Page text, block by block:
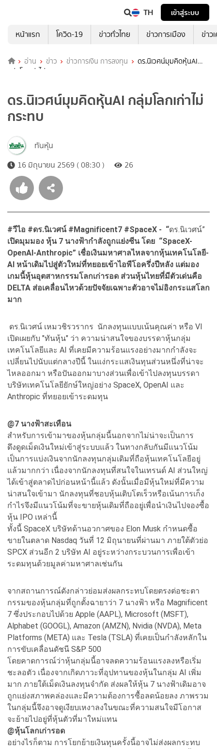
TH
เข้าสู่ระบบ
หน้าแรก
โควิด-19 ข่าวทั่วไทย ข่าวการเมือง ข่าว
อ่าน ข่าว ข่าวการเงิน การลงทุน
ดร.นิเวศน์มุมคิดหุ้นAI
กลุ่มโลกเก่าไม่กระทบ
ดร.นิเวศน์มุมคิดหุ้นAI กลุ่มโลกเก่าไม่
กระทบ
ทันหุ้น
16 มิถุนายน 2569 ( 08:30 )
26
#วีไอ #ดร.นิเวศน์ #Magnificent7 #SpaceX - “ดร.นิเวศน์”
เปิดมุมมอง หุ้น 7 นางฟ้ากำลังถูกแย่งซีน โดย “SpaceX-
OpenAI-Anthropic” เชื่อเงินมหาศาลไหลจากหุ้นเทคโนโลยี-
AI หน้าเดิมไปสู่ตัวใหม่ที่ทยอยเข้าไอพีโอครึ่งปีหลัง แต่มอง
เกมนี้หุ้นอุตสาหกรรมโลกเก่ารอด ส่วนหุ้นไทยที่มีตัวเด่นคือ
DELTA ส่อเคลื่อนไหวด้วยปัจจัยเฉพาะตัวอาจไม่อิงกระแสโลก
มาก
ดร.นิเวศน์ เหมวชิรวรากร นักลงทุนแบบเน้นคุณค่า หรือ VI
เปิดเผยกับ "ทันหุ้น" ว่า ความน่าสนใจของบรรดาหุ้นกลุ่ม
เทคโนโลยีและ AI ที่เคยมีความร้อนแรงอย่างมากกำลังจะ
เปลี่ยนไปนับแต่กลางปีนี้ ในแง่กระแสเงินทุนส่วนหนึ่งที่น่าจะ
ไหลออกมา หรือปันออกมาบางส่วนเพื่อเข้าไปลงทุนบรรดา
บริษัทเทคโนโลยียักษ์ใหญ่อย่าง SpaceX, OpenAI และ
Anthropic ที่ทยอยเข้าระดมทุน
@7 นางฟ้าสะเทือน
สำหรับการเข้ามาของหุ้นกลุ่มนี้นอกจากไม่น่าจะเป็นการ
ดึงดูดเม็ดเงินใหม่เข้าสู่ระบบแล้ว ในทางกลับกันมีแนวโน้ม
เป็นการแบ่งเงินจากนักลงทุนกลุ่มเดิมที่ถือหุ้นเทคโนโลยีอยู่
แล้วมากกว่า เนื่องจากนักลงทุนที่สนใจในเทรนด์ AI ส่วนใหญ่
ได้เข้าสู่ตลาดไปก่อนหน้านี้แล้ว ดังนั้นเมื่อมีหุ้นใหม่ที่มีความ
น่าสนใจเข้ามา นักลงทุนที่ชอบหุ้นเติบโตเร็วหรือเน้นการเก็ง
กำไรจึงมีแนวโน้มที่จะขายหุ้นเดิมที่ถืออยู่เพื่อนำเงินไปจองซื้อ
หุ้น IPO เหล่านี้
ทั้งนี้ SpaceX บริษัทด้านอวกาศของ Elon Musk กำหนดซื้อ
ขายในตลาด Nasdaq วันที่ 12 มิถุนายนที่ผ่านมา ภายใต้ตัวย่อ
SPCX ส่วนอีก 2 บริษัท AI อยู่ระหว่างกระบวนการเพื่อเข้า
ระดมทุนด้วยมูลค่ามหาศาลเช่นกัน
จากสถานการณ์ดังกล่าวย่อมส่งผลกระทบโดยตรงต่อชะตา
กรรมของหุ้นกลุ่มที่ถูกตั้งฉายาว่า 7 นางฟ้า หรือ Magnificent
7 ซึ่งประกอบไปด้วย Apple (AAPL), Microsoft (MSFT),
Alphabet (GOOGL), Amazon (AMZN), Nvidia (NVDA), Meta
Platforms (META) และ Tesla (TSLA) ที่เคยเป็นกำลังหลักใน
การขับเคลื่อนดัชนี S&P 500
โดยคาดการณ์ว่าหุ้นกลุ่มนี้อาจลดความร้อนแรงลงหรือเริ่ม
ชะลอตัว เนื่องจากเกิดภาวะที่อุปทานของหุ้นในกลุ่ม AI เพิ่ม
มาก ภายใต้เม็ดเงินลงทุนจำกัด ส่งผลให้หุ้น 7 นางฟ้าเดิมอาจ
ถูกแย่งสภาพคล่องและมีความต้องการซื้อลดน้อยลง ภาพรวม
ในกลุ่มนี้จึงอาจดูเงียบเหงาลงในขณะที่ความสนใจมีโอกาส
จะย้ายไปอยู่ที่หุ้นตัวที่มาใหม่แทน
@หุ้นโลกเก่ารอด
อย่างไรก็ตาม การโยกย้ายเงินทุนครั้งนี้อาจไม่ส่งผลกระทบ